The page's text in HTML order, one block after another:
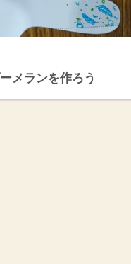
メランを作ろう